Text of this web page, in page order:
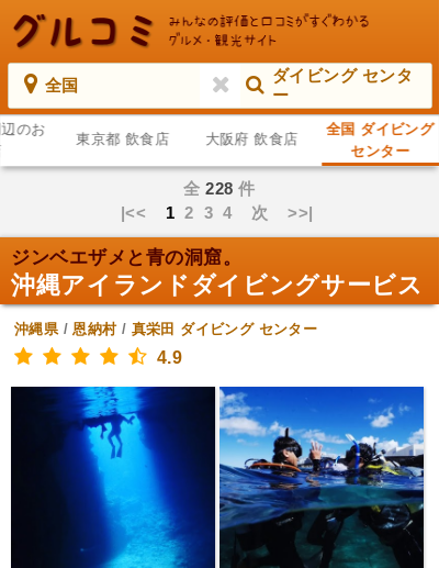
全国
ダイビング センタ
ー
のお
東京都 飲食店 大阪府 飲食店
全国 ダイビング
センター
全228 件
|<< 12 3 4 次 >>|
ジンベエザメと青の洞窟。
沖縄アイランドダイビングサービス
沖縄県/恩納村/ 真栄田 ダイビング センター
4.9